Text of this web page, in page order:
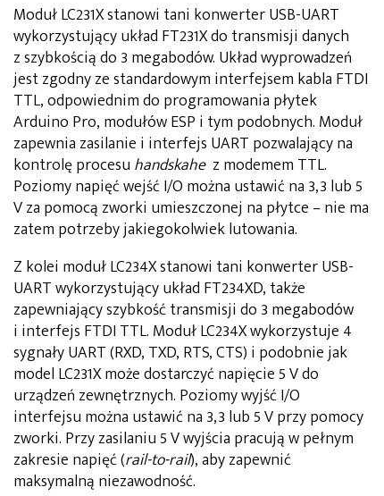
Moduł LC231X stanowi tani konwerter USB-UART
wykorzystujący układ FT231X do transmisji danych
z szybkością do 3 megabodów. Układ wyprowadzeń
jest zgodny ze standardowym interfejsem kabla FTDI
TTL, odpowiednim do programowania płytek
Arduino Pro, modułów ESP i tym podobnych. Moduł
zapewnia zasilanie i interfejs UART pozwalający na
kontrolę procesu handskahe z modemem TTL.
Poziomy napięć wejść I/O można ustawić na 3,3 lub 5
V za pomocą zworki umieszczonej na płytce – nie ma
zatem potrzeby jakiegokolwiek lutowania.
Z kolei moduł LC234X stanowi tani konwerter USB-
UART wykorzystujący układ FT234XD, także
zapewniający szybkość transmisji do 3 megabodów
i interfejs FTDI TTL. Moduł LC234X wykorzystuje 4
sygnały UART (RXD, TXD, RTS, CTS) i podobnie jak
model LC231X może dostarczyć napięcie 5 V do
urządzeń zewnętrznych. Poziomy wyjść I/O
interfejsu można ustawić na 3,3 lub 5 V przy pomocy
zworki. Przy zasilaniu 5 V wyjścia pracują w pełnym
zakresie napięć (rail-to-rail), aby zapewnić
maksymalną niezawodność.